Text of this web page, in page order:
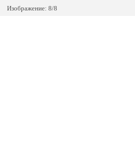
Изображение: 8/8